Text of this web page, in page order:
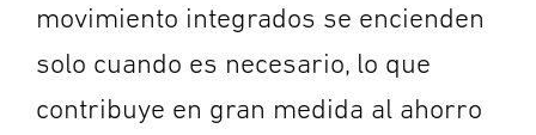
movimiento integrados se encienden
solo cuando es necesario, lo que
contribuye en gran medida al ahorro